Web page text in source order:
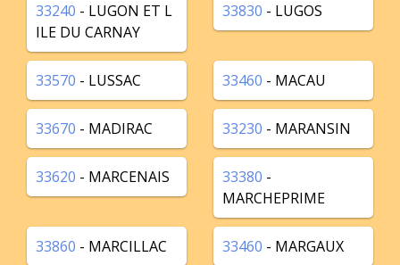
33240 - LUGON ET L
ILE DU CARNAY
33830 - LUGOS
33570 - LUSSAC 33460 - MACAU
33670 - MADIRAC 33230 - MARANSIN
33620 - MARCENAIS 33380 -
MARCHEPRIME
33860 - MARCILLAC 33460 - MARGAUX